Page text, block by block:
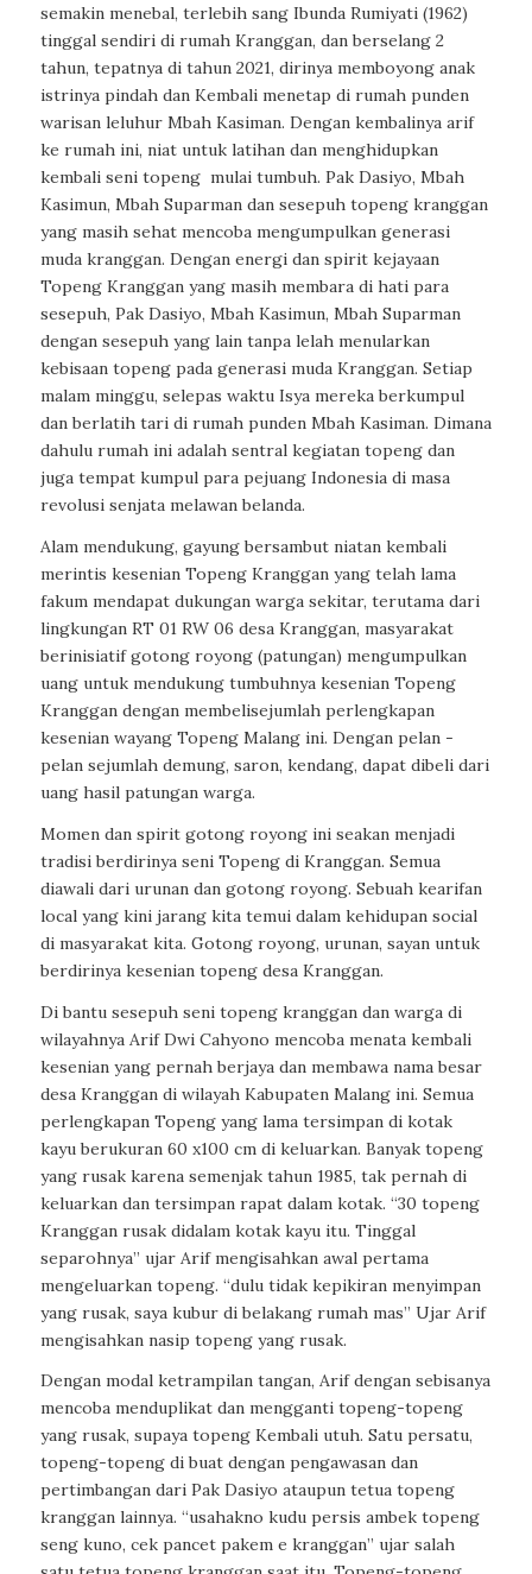
semakin menebal, terlebih sang Ibunda Rumiyati (1962)
tinggal sendiri di rumah Kranggan, dan berselang 2
tahun, tepatnya di tahun 2021, dirinya memboyong anak
istrinya pindah dan Kembali menetap di rumah punden
warisan leluhur Mbah Kasiman. Dengan kembalinya arif
ke rumah ini, niat untuk latihan dan menghidupkan
kembali seni topeng mulai tumbuh. Pak Dasiyo, Mbah
Kasimun, Mbah Suparman dan sesepuh topeng kranggan
yang masih sehat mencoba mengumpulkan generasi
muda kranggan. Dengan energi dan spirit kejayaan
Topeng Kranggan yang masih membara di hati para
sesepuh, Pak Dasiyo, Mbah Kasimun, Mbah Suparman
dengan sesepuh yang lain tanpa lelah menularkan
kebisaan topeng pada generasi muda Kranggan. Setiap
malam minggu, selepas waktu Isya mereka berkumpul
dan berlatih tari di rumah punden Mbah Kasiman. Dimana
dahulu rumah ini adalah sentral kegiatan topeng dan
juga tempat kumpul para pejuang Indonesia di masa
revolusi senjata melawan belanda.
Alam mendukung, gayung bersambut niatan kembali
merintis kesenian Topeng Kranggan yang telah lama
fakum mendapat dukungan warga sekitar, terutama dari
lingkungan RT 01 RW 06 desa Kranggan, masyarakat
berinisiatif gotong royong (patungan) mengumpulkan
uang untuk mendukung tumbuhnya kesenian Topeng
Kranggan dengan membelisejumlah perlengkapan
kesenian wayang Topeng Malang ini. Dengan pelan -
pelan sejumlah demung, saron, kendang, dapat dibeli dari
uang hasil patungan warga.
Momen dan spirit gotong royong ini seakan menjadi
tradisi berdirinya seni Topeng di Kranggan. Semua
diawali dari urunan dan gotong royong. Sebuah kearifan
local yang kini jarang kita temui dalam kehidupan social
di masyarakat kita. Gotong royong, urunan, sayan untuk
berdirinya kesenian topeng desa Kranggan.
Di bantu sesepuh seni topeng kranggan dan warga di
wilayahnya Arif Dwi Cahyono mencoba menata kembali
kesenian yang pernah berjaya dan membawa nama besar
desa Kranggan di wilayah Kabupaten Malang ini. Semua
perlengkapan Topeng yang lama tersimpan di kotak
kayu berukuran 60 x100 cm di keluarkan. Banyak topeng
yang rusak karena semenjak tahun 1985, tak pernah di
keluarkan dan tersimpan rapat dalam kotak. “30 topeng
Kranggan rusak didalam kotak kayu itu. Tinggal
separohnya” ujar Arif mengisahkan awal pertama
mengeluarkan topeng. “dulu tidak kepikiran menyimpan
yang rusak, saya kubur di belakang rumah mas” Ujar Arif
mengisahkan nasip topeng yang rusak.
Dengan modal ketrampilan tangan, Arif dengan sebisanya
mencoba menduplikat dan mengganti topeng-topeng
yang rusak, supaya topeng Kembali utuh. Satu persatu,
topeng-topeng di buat dengan pengawasan dan
pertimbangan dari Pak Dasiyo ataupun tetua topeng
kranggan lainnya. “usahakno kudu persis ambek topeng
seng kuno, cek pancet pakem e kranggan” ujar salah